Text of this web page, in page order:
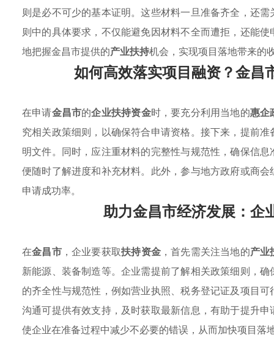
则是必不可少的基本证明。这些材料一旦准备齐全，还
则中的具体要求，不仅能避免因材料不全而遭拒，还能
地把握金昌市提供的产业扶持机会，实现项目落地带来的
如何高效落实项目融资？金昌
在申请金昌市的企业扶持资金时，要充分利用当地的惠企
究相关政策细则，以确保符合申请资格。接下来，提前
明文件。同时，应注重材料的完整性与规范性，确保信
便随时了解进度和补充材料。此外，参与地方政府或商
申请成功率。
助力金昌市经济发展：企
在金昌市，企业要获取扶持资金，首先需关注当地的产业
新能源、装备制造等。企业需提前了解相关政策细则，
的齐全性与规范性，例如营业执照、税务登记证及项目
沟通可提供有效支持，及时获取最新信息，有助于提升
使企业在准备过程中减少不必要的错误，从而加快项目落